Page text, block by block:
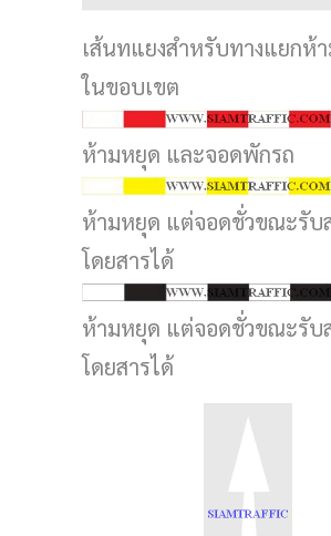
เส้นทแยงสำหรับทางแยกห้
ในขอบเขต
ห้ามหยุด และจอดพักรถ
ห้ามหยุด แต่จอดชั่วขณะรับ
โดยสารได้
ห้ามหยุด แต่จอดชั่วขณะรับ
โดยสารได้